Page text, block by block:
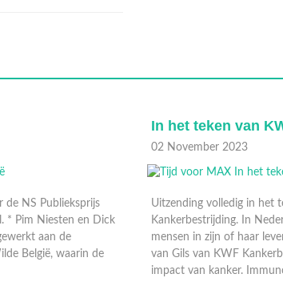
de NS Publieksprijs
* Pim Niesten en Dick
aan de
België, waarin de
In het teken van
02 November 2023
Uitzending volledig in het
Kankerbestrijding. In
mensen in zijn of haar
van Gils van KWF
impact van kanker.